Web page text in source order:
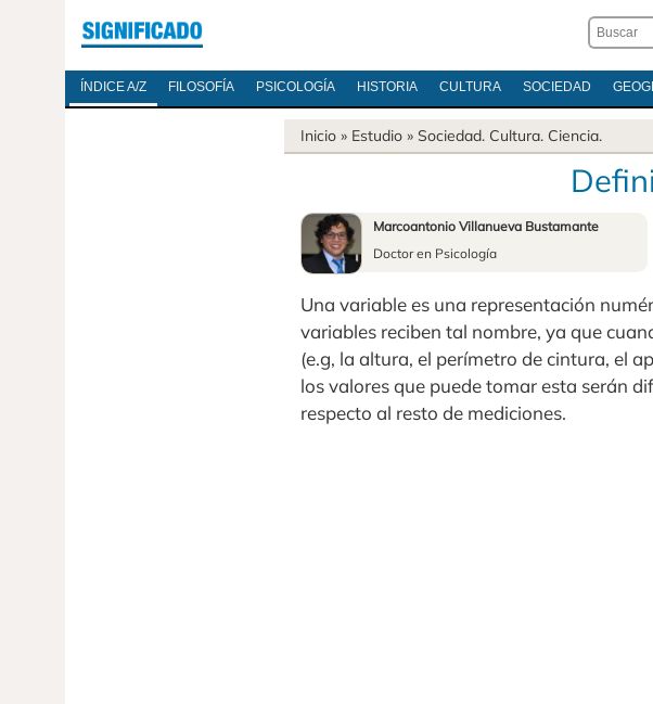
ÍNDICE A/Z FILOSOFÍA PSICOLOGÍA HISTORIA CULTURA SOCIEDAD
Inicio » Estudio » Sociedad. Cultura. Ciencia.
Marcoantonio Villanueva Bustamante
Doctor en Psicología
Una variable es una representación
variables reciben tal nombre, ya que
(e.g, la altura, el perímetro de cintura, el
los valores que puede tomar esta serán
respecto al resto de mediciones.